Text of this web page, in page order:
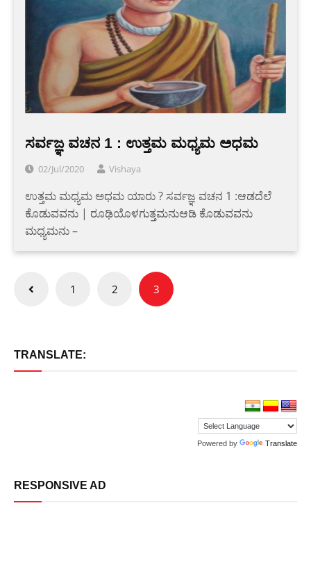
ಸರ್ವಜ್ಞ ವಚನ 1 : ಉತ್ತಮ ಮಧ್ಯಮ ಅಧಮ
02/Jul/2020 Vishaya
ಉತ್ತಮ ಮಧ್ಯಮ ಅಧಮ ಯಾರು ? ಸರ್ವಜ್ಞ ವಚನ 1 :ಆಡದೆಲೆ
ಕೊಡುವವನು | ರೂಢಿಯೊಳಗುತ್ತಮನುಆಡಿ ಕೊಡುವವನು
ಮಧ್ಯಮನು –
Posts
1 2 3
TRANSLATE:
Powered by Translate
RESPONSIVE AD